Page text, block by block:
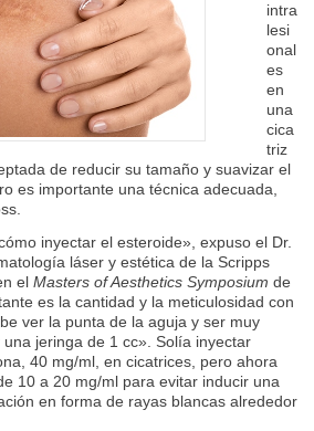
intra
lesi
onal
es
en
una
cica
triz
de reducir su tamaño y suavizar el
es importante una técnica adecuada,
inyectar el esteroide», expuso el Dr.
láser y estética de la Scripps
el Masters of Aesthetics Symposium de
es la cantidad y la meticulosidad con
ver la punta de la aguja y ser muy
jeringa de 1 cc». Solía inyectar
40 mg/ml, en cicatrices, pero ahora
10 a 20 mg/ml para evitar inducir una
en forma de rayas blancas alrededor